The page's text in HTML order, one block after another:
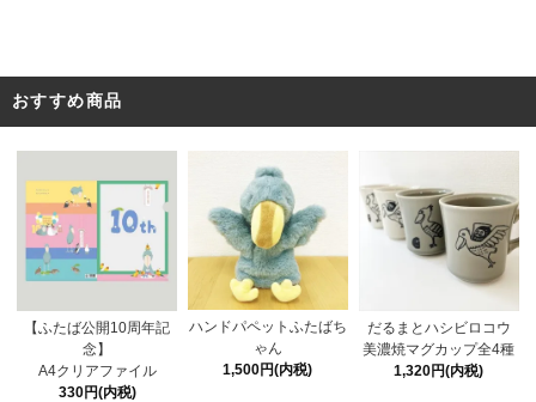
おすすめ商品
【ふたば公開10周年記
念】
A4クリアファイル
330円(内税)
ハンドパペットふたばち
ゃん
1,500円(内税)
だるまとハシビロコウ
美濃焼マグカップ全4種
1,320円(内税)